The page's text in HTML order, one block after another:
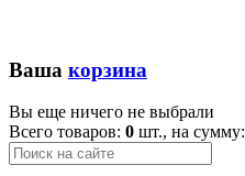
Ваша корзина
Вы еще ничего не выбрали
Всего товаров: 0 шт., на сумму: